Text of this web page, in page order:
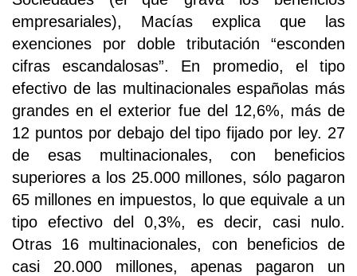
empresariales), Macías explica que las
exenciones por doble tributación “esconden
cifras escandalosas”. En promedio, el tipo
efectivo de las multinacionales españolas más
grandes en el exterior fue del 12,6%, más de
12 puntos por debajo del tipo fijado por ley. 27
de esas multinacionales, con beneficios
superiores a los 25.000 millones, sólo pagaron
65 millones en impuestos, lo que equivale a un
tipo efectivo del 0,3%, es decir, casi nulo.
Otras 16 multinacionales, con beneficios de
casi 20.000 millones, apenas pagaron un